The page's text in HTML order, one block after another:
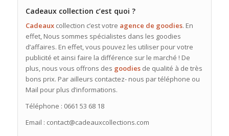
Cadeaux collection c’est quoi ?
Cadeauxcollection c’est votre agence de goodies. En
effet, Nous sommes spécialistes dans les goodies
d’affaires. En effet, vous pouvez les utiliser pour votre
publicité et ainsi faire la différence sur le marché ! De
plus, nous vous offrons des goodies de qualité à de très
bons prix. Par ailleurs contactez- nous par téléphone ou
Mail pour plus d’informations.
Téléphone : 0661 53 68 18
Email : contact@cadeauxcollections.com